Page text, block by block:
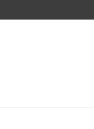
F X Y